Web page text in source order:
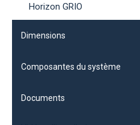
Horizon GRIO
Dimensions
Composantes du système
Documents